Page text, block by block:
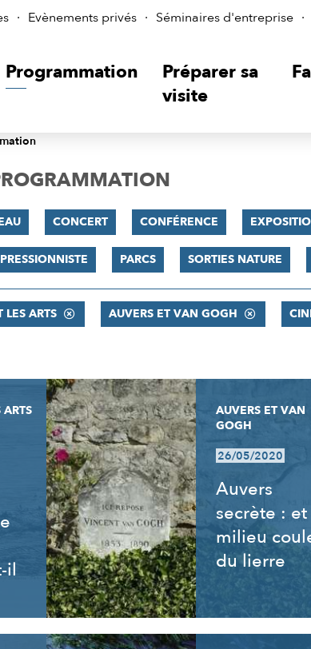
Evènements privés Séminaires d'entreprise
Programmation
Préparer sa
visite
CONCERT CONFÉRENCE
PARCS SORTIES NATURE
LES ARTS AUVERS ET VAN GOGH
ARTS
il
AUVERS ET VAN
GOGH
26/05/2020
Auvers
secrète : et
milieu
du lierre